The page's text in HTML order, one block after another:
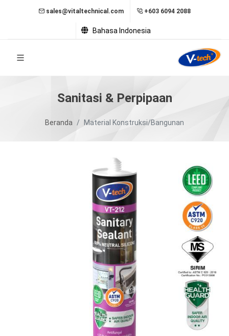
sales@vitaltechnical.com +603 6094 2088
Bahasa Indonesia
Sanitasi & Perpipaan
Beranda Material Konstruksi/Bangunan